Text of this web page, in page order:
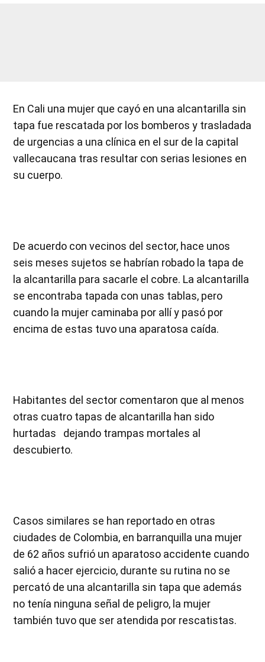
En Cali una mujer que cayó en una alcantarilla sin
tapa fue rescatada por los bomberos y trasladada
de urgencias a una clínica en el sur de la capital
vallecaucana tras resultar con serias lesiones en
su cuerpo.
De acuerdo con vecinos del sector, hace unos
seis meses sujetos se habrían robado la tapa de
la alcantarilla para sacarle el cobre. La alcantarilla
se encontraba tapada con unas tablas, pero
cuando la mujer caminaba por allí y pasó por
encima de estas tuvo una aparatosa caída.
Habitantes del sector comentaron que al menos
otras cuatro tapas de alcantarilla han sido
hurtadas dejando trampas mortales al
descubierto.
Casos similares se han reportado en otras
ciudades de Colombia, en barranquilla una mujer
de 62 años sufrió un aparatoso accidente cuando
salió a hacer ejercicio, durante su rutina no se
percató de una alcantarilla sin tapa que además
no tenía ninguna señal de peligro, la mujer
también tuvo que ser atendida por rescatistas.